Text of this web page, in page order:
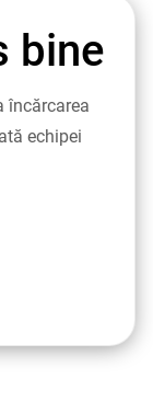
bine
încărcarea
echipei